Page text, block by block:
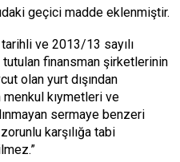
geçici madde eklenmiştir.
ve 2013/13 sayılı
tutulan finansman şirketlerinin
olan yurt dışından
kıymetleri ve
sermaye benzeri
karşılığa tabi